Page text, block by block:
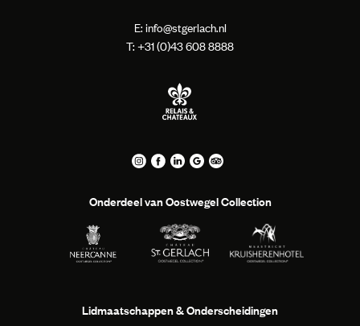
E: info@stgerlach.nl
T: +31 (0)43 608 8888
Onderdeel van Oostwegel Collection
Lidmaatschappen & Onderscheidingen